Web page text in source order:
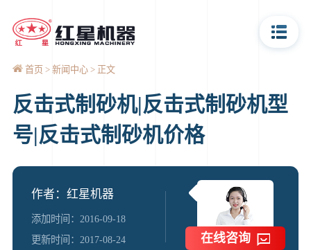
首页 新闻中心 正文
反击式制砂机|反击式制砂机型
号|反击式制砂机价格
作者：红星机器
添加时间：2016-09-18
更新时间：2017-08-24
在线咨询